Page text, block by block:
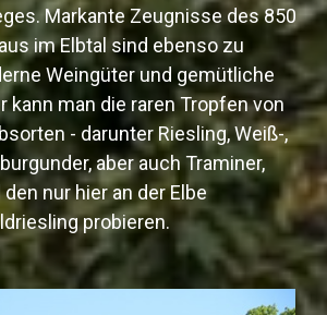
Markante Zeugnisse des 850
im Elbtal sind ebenso zu
Weingüter und gemütliche
kann man die raren Tropfen von
- darunter Riesling, Weiß-,
aber auch Traminer,
nur hier an der Elbe
probieren.